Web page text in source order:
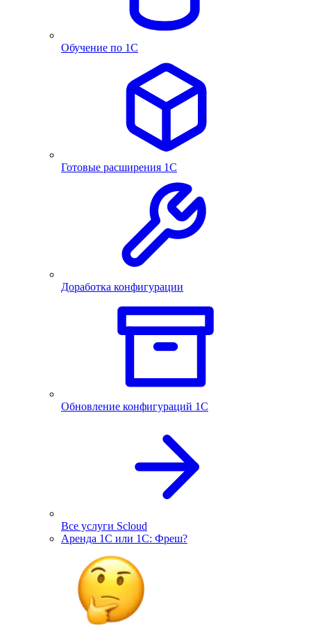
Обучение по 1С
Готовые расширения 1С
Доработка конфигурации
Обновление конфигураций 1С
Все услуги Scloud
Аренда 1С или 1С: Фреш?